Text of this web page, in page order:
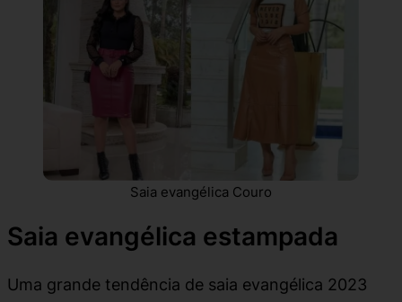
Saia evangélica Couro
Saia evangélica estampada
Uma grande tendência de saia evangélica 2023